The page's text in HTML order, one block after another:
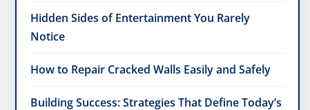
Hidden Sides of Entertainment You Rarely
Notice
How to Repair Cracked Walls Easily and Safely
Building Success: Strategies That Define Today’s